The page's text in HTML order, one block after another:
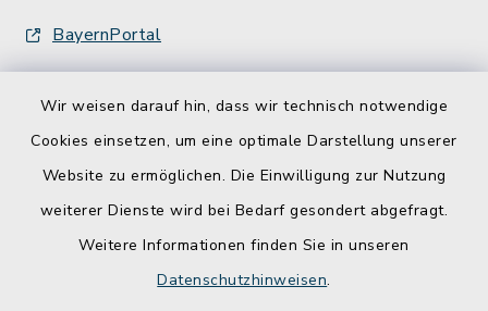
Wir weisen darauf hin, dass wir technisch notwendige
Cookies einsetzen, um eine optimale Darstellung unserer
Website zu ermöglichen. Die Einwilligung zur Nutzung
weiterer Dienste wird bei Bedarf gesondert abgefragt.
Weitere Informationen finden Sie in unseren
Datenschutzhinweisen.
BayernPortal
Barrierefreiheit